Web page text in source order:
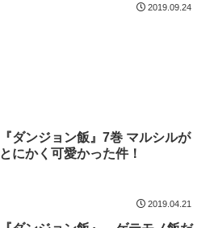
2019.09.24
『ダンジョン飯』7巻 マルシルが
とにかく可愛かった件！
2019.04.21